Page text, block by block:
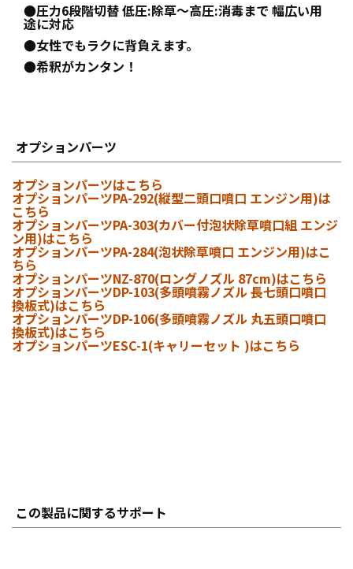
●圧力6段階切替 低圧:除草～高圧:消毒まで 幅広い用
途に対応
●女性でもラクに背負えます。
●希釈がカンタン！
オプションパーツ
オプションパーツはこちら
オプションパーツPA-292(縦型二頭口噴口 エンジン用)は
こちら
オプションパーツPA-303(カバー付泡状除草噴口組 エンジ
ン用)はこちら
オプションパーツPA-284(泡状除草噴口 エンジン用)はこ
ちら
オプションパーツNZ-870(ロングノズル 87cm)はこちら
オプションパーツDP-103(多頭噴霧ノズル 長七頭口噴口
換板式)はこちら
オプションパーツDP-106(多頭噴霧ノズル 丸五頭口噴口
換板式)はこちら
オプションパーツESC-1(キャリーセット )はこちら
この製品に関するサポート